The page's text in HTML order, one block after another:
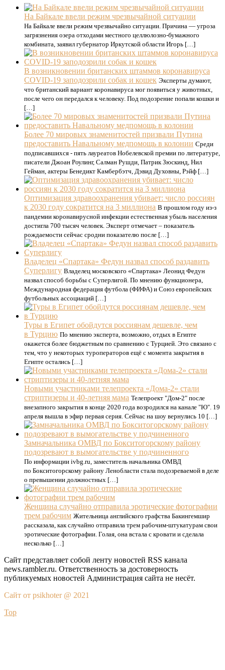
На Байкале ввели режим чрезвычайной ситуации
На Байкале ввели режим чрезвычайно ситуации. Причина — угроза
загрязнения озера отходами местного целлюлозно-бумажного
комбината, заявил губернатор Иркутской области Игорь […]
В возникновении британских штаммов коронавируса
COVID-19 заподозрили собак и кошек Эксперты думают,
что британский вариант коронавируса мог появиться у животных,
после чего он передался к человеку. Под подозрение попали кошки и
[…]
Более 70 мировых знаменитостей призвали Путина
предоставить Навальному медпомощь в колонии Среди
подписавшихся - пять лауреатов Нобелевской премии по литературе,
писатели Джоан Роулинг, Салман Рушди, Патрик Зюскинд, Нил
Гейман, актеры Бенедикт Камбербэтч, Дэвид Духовны, Рэйф […]
Оптимизация здравоохранения убивает: число россиян
к 2030 году сократится на 3 миллиона В прошлом году из-з
пандемии коронавирусной инфекции естественная убыль населения
достигла 700 тысяч человек. Эксперт отмечает – показатель
рождаемости сейчас сродни показателю после […]
Владелец «Спартака» Федун назвал способ раздавить
Суперлигу Владелец московского «Спартака» Леонид Федун
назвал способ борьбы с Суперлигой. По мнению функционера,
Международная федерация футбола (ФИФА) и Союз европейских
футбольных ассоциаций […]
Туры в Египет обойдутся россиянам дешевле, чем
в Турцию По мнению эксперта, возможно, отдых в Египте
окажется более бюджетным по сравнению с Турцией. Это связано с
тем, что у некоторых туроператоров ещё с момента закрытия в
Египте остались […]
Новыми участниками телепроекта «Дома-2» стали
стриптизеры и 40-летняя мама Телепроект "Дом-2" после
внезапного закрытия в конце 2020 года возродился на канале "Ю". 19
апреля вышла в эфир первая серия. Сейчас на шоу вернулись 10 […]
Замначальника ОМВД по Бокситогорскому району
подозревают в вымогательстве у подчиненного
По информации ivbg.ru, заместитель начальника ОМВД
по Бокситогорскому району Ленобласти стала подозреваемой в деле
о превышении должностных […]
Женщина случайно отправила эротические фотографии
трем рабочим Жительница английского графства Бакингемшир
рассказала, как случайно отправила трем рабочим-штукатурам свои
эротические фотографии. Голая, она встала с кровати и сделала
несколько […]
Сайт представляет собой ленту новостей RSS канала
news.rambler.ru. Ответственность за достоверность
публикуемых новостей Администрация сайта не несёт.
Сайт от psikhoter @ 2021
Top